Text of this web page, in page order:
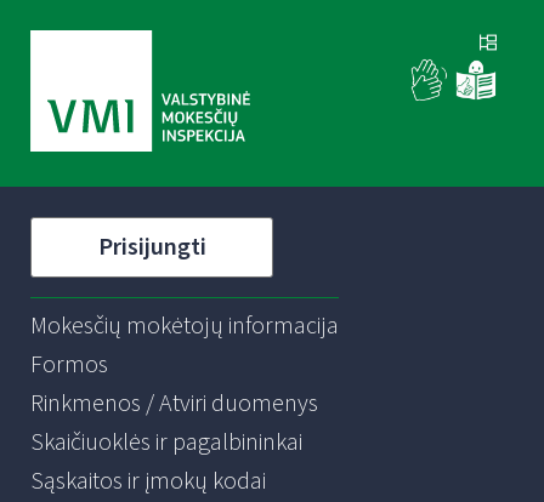
Prisijungti
Mokesčių mokėtojų informacija
Formos
Rinkmenos / Atviri duomenys
Skaičiuoklės ir pagalbininkai
Sąskaitos ir įmokų kodai